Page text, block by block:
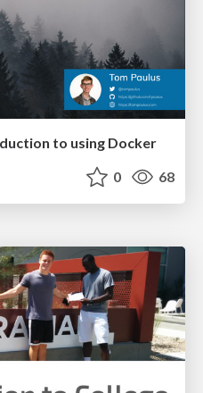
to using Docker
0 68